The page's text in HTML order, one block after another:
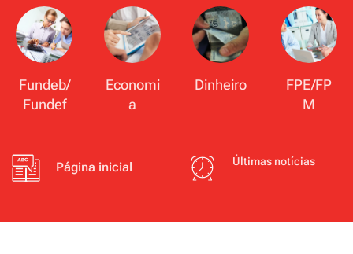
Fundeb/
Fundef
Economi
a
Dinheiro
FPE/FP
M
Página inicial Últimas notícias